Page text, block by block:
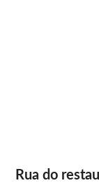
Rua do